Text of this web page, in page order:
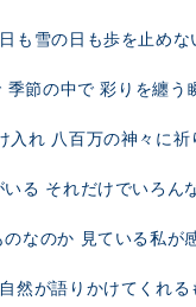
も雪の日も歩を止めな
季節の中で 彩りを纏う
入れ 八百万の神々に
いる それだけでいろん
なのか 見ている私が
然が語りかけてくれる